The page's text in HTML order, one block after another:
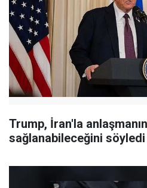
Trump, İran'la
sağlanabileceğini söyledi